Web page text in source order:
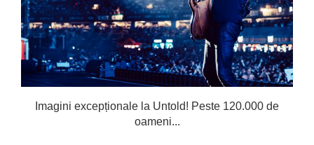
Imagini excepționale la Untold! Peste 120.000 de
oameni...